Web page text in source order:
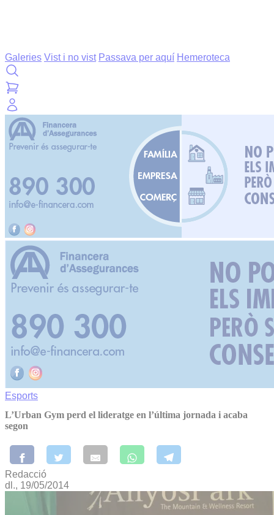
Galeries Vist i no vist Passava per aquí Hemeroteca
Esports
L’Urban Gym perd el lideratge en l’última jornada i acaba
segon
Redacció
dl., 19/05/2014